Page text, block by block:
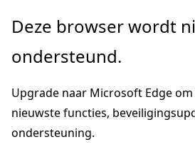
Naar
gaan
Deze browser wordt
ondersteund.
Upgrade naar Microsoft Edge
nieuwste functies,
ondersteuning.